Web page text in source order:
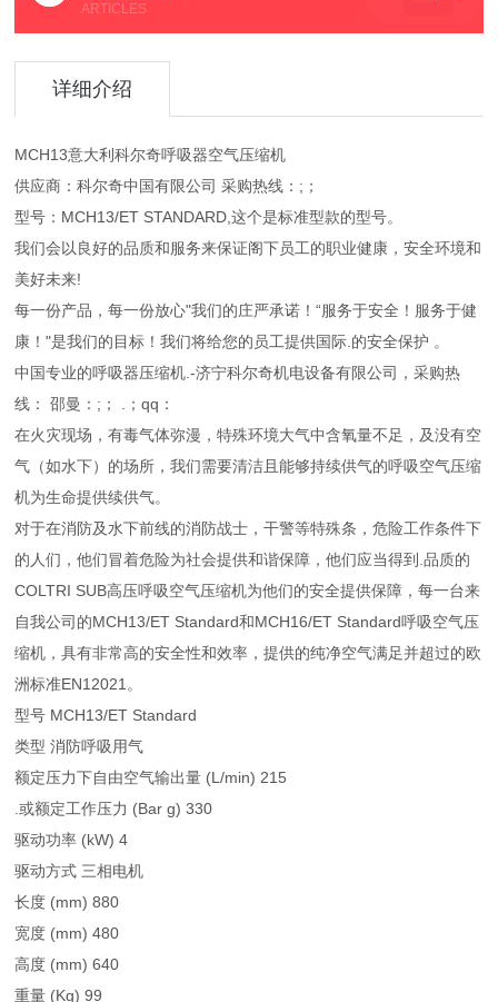
ARTICLES
详细介绍
MCH13意大利科尔奇呼吸器空气压缩机
供应商：科尔奇中国有限公司 采购热线：;；
型号：MCH13/ET STANDARD,这个是标准型款的型号。
我们会以良好的品质和服务来保证阁下员工的职业健康，安全环境和
美好未来!
每一份产品，每一份放心"我们的庄严承诺！“服务于安全！服务于健
康！"是我们的目标！我们将给您的员工提供国际.的安全保护 。
中国专业的呼吸器压缩机.-济宁科尔奇机电设备有限公司，采购热
线： 邵曼：;； .；qq：
在火灾现场，有毒气体弥漫，特殊环境大气中含氧量不足，及没有空
气（如水下）的场所，我们需要清洁且能够持续供气的呼吸空气压缩
机为生命提供续供气。
对于在消防及水下前线的消防战士，干警等特殊条，危险工作条件下
的人们，他们冒着危险为社会提供和谐保障，他们应当得到.品质的
COLTRI SUB高压呼吸空气压缩机为他们的安全提供保障，每一台来
自我公司的MCH13/ET Standard和MCH16/ET Standard呼吸空气压
缩机，具有非常高的安全性和效率，提供的纯净空气满足并超过的欧
洲标准EN12021。
型号 MCH13/ET Standard
类型 消防呼吸用气
额定压力下自由空气输出量 (L/min) 215
.或额定工作压力 (Bar g) 330
驱动功率 (kW) 4
驱动方式 三相电机
长度 (mm) 880
宽度 (mm) 480
高度 (mm) 640
重量 (Kg) 99